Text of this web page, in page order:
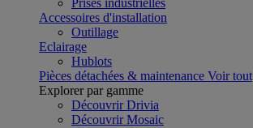
Prises industrielles
Accessoires d'installation
Outillage
Eclairage
Hublots
Pièces détachées & maintenance Voir tout
Explorer par gamme
Découvrir Drivia
Découvrir Mosaic